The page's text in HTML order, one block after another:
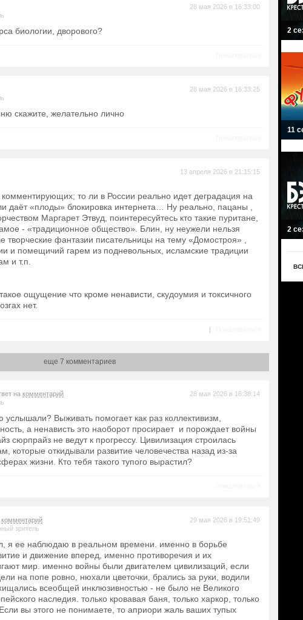
28 мая 2026 в 16:33:00
биологии, дворового?
28 мая 2026 в 16:33:25
скажите, желательно лично
13 апреля 2026 в 21:15:15
то ли в России реально идет деградация на
даёт «плоды» блокировка интернета… Ну реально, пацаны ,
Маргарет Этвуд, поинтересуйтесь кто такие пуритане,
- «традиционное общество». Блин, ну неужели нельзя
творческие фантазии писательницы на тему «Домостроя» ,
и помещичий гарем из подневольных, исламские традиции
и т.п.
ощущение что кроме ненависти, скудоумия и токсичного
нет.
|
еще 7 комментариев
на комментарий
28 мая 2026 в 16:38:14
услышали? Выживать помогает как раз коллективизм,
а ненависть это наоборот просирает и порождает войны
сюрпрайз не ведут к прогрессу. Цивилизация строилась
которые откидывали развитие человечества назад из-за
жизни. Кто тебя такого тупого вырастил?
комментарий
зритель
29 мая 2026 в 19:51:49
я ее наблюдаю в реальном времени. именно в борьбе
и движение вперед, именно противоречия и их
мир. именно войны были двигателем цивилизаций, если
на попе ровно, нюхали цветочки, брались за руки, водили
всеобщей инклюзивностью - не было не Великого
наследия. только кровавая баня, только харкор, только
вы этого не понимаете, то априори жаль ваших тупых
2
11
2